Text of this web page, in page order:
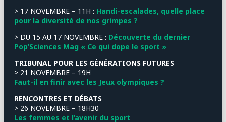
> 17 NOVEMBRE – 11H : Handi-escalades, quelle place
pour la diversité de nos grimpes ?
> DU 15 AU 17 NOVEMBRE : Découverte du dernier
Pop’Sciences Mag « Ce qui dope le sport »
TRIBUNAL POUR LES GÉNÉRATIONS FUTURES
> 21 NOVEMBRE – 19H
Faut-il en finir avec les Jeux olympiques ?
RENCONTRES ET DÉBATS
> 26 NOVEMBRE – 18H30
Les femmes et l’avenir du sport